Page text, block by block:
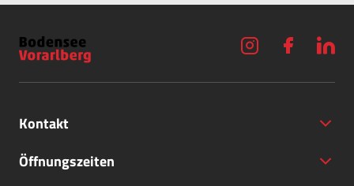
Kontakt
Öffnungszeiten